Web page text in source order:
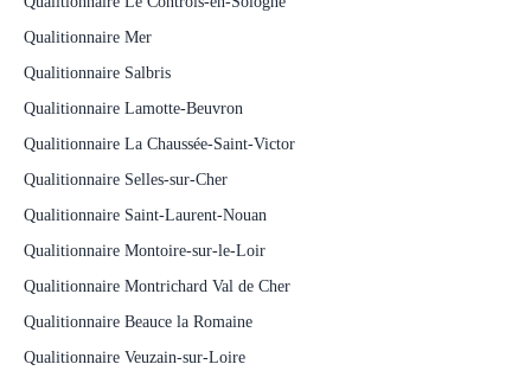
Qualitionnaire Mer
Qualitionnaire Salbris
Qualitionnaire Lamotte-Beuvron
Qualitionnaire La Chaussée-Saint-Victor
Qualitionnaire Selles-sur-Cher
Qualitionnaire Saint-Laurent-Nouan
Qualitionnaire Montoire-sur-le-Loir
Qualitionnaire Montrichard Val de Cher
Qualitionnaire Beauce la Romaine
Qualitionnaire Veuzain-sur-Loire